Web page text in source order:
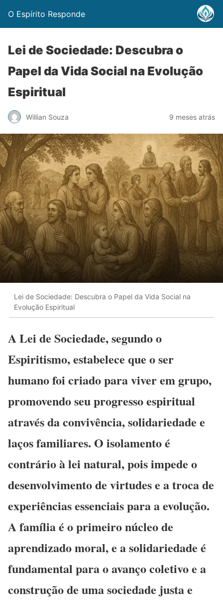
O Espírito Responde
Lei de Sociedade: Descubra o
Papel da Vida Social na Evolução
Espiritual
Willian Souza 9 meses atrás
Lei de Sociedade: Descubra o Papel da Vida Social na
Evolução Espiritual
A Lei de Sociedade, segundo o
Espiritismo, estabelece que o ser
humano foi criado para viver em grupo,
promovendo seu progresso espiritual
através da convivência, solidariedade e
laços familiares. O isolamento é
contrário à lei natural, pois impede o
desenvolvimento de virtudes e a troca de
experiências essenciais para a evolução.
A família é o primeiro núcleo de
aprendizado moral, e a solidariedade é
fundamental para o avanço coletivo e a
construção de uma sociedade justa e